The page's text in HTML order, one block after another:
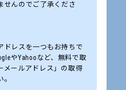
せんのでご了承くださ
ドレスを一つもお持ちで
やYahooなど、無料で取
メールアドレス」の取得